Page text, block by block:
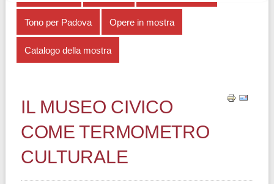
Tono per Padova Opere in mostra
Catalogo della mostra
IL MUSEO CIVICO
COME TERMOMETRO
CULTURALE